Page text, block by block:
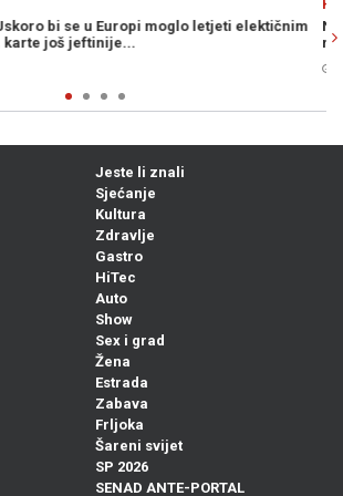
ORUŽJE NA SVIJETU: Šta je to Patriot i zašto
pri kraju?
Jeste li znali
Sjećanje
Kultura
Zdravlje
Gastro
HiTec
Auto
Show
Sex i grad
Žena
Estrada
Zabava
Frljoka
Šareni svijet
SP 2026
SENAD ANTE-PORTAL